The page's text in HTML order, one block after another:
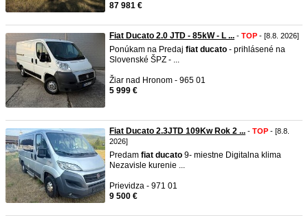
87 981 €
Fiat Ducato 2.0 JTD - 85kW - L ... - TOP - [8.8. 2026]
Ponúkam na Predaj fiat ducato - prihlásené na
Slovenské ŠPZ - ...
Žiar nad Hronom - 965 01
5 999 €
Fiat Ducato 2.3JTD 109Kw Rok 2 ... - TOP - [8.8.
2026]
Predam fiat ducato 9- miestne Digitalna klima
Nezavisle kurenie ...
Prievidza - 971 01
9 500 €